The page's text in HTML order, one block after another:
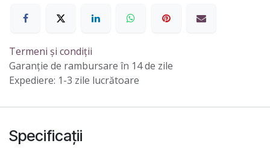
Termeni și condiții
Garanție de rambursare în 14 de zile
Expediere: 1-3 zile lucrătoare
Specificații